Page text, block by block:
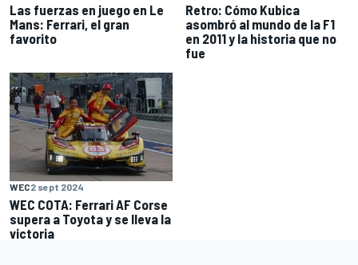
Las fuerzas en juego en Le
Mans: Ferrari, el gran
favorito
Retro: Cómo Kubica
asombró al mundo de la F1
en 2011 y la historia que no
fue
WEC2 sept 2024
WEC COTA: Ferrari AF Corse
supera a Toyota y se lleva la
victoria